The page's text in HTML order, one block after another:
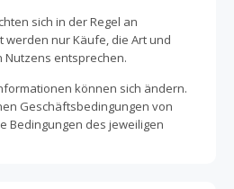
sich in der Regel an
werden nur Käufe, die Art und
entsprechen.
können sich ändern.
Geschäftsbedingungen von
Bedingungen des jeweiligen